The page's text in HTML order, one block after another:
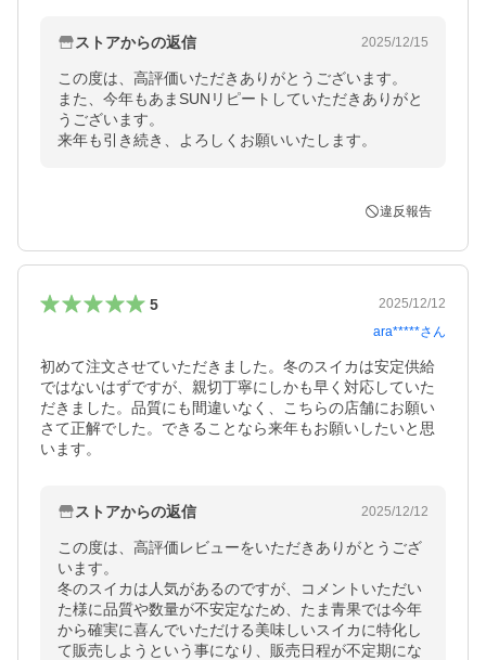
ストアからの返信 2025/12/15
この度は、高評価いただきありがとうございます。
また、今年もあまSUNリピートしていただきありがと
うございます。
来年も引き続き、よろしくお願いいたします。
違反報告
5
2025/12/12
ara*****さん
初めて注文させていただきました。冬のスイカは安定供給
ではないはずですが、親切丁寧にしかも早く対応していた
だきました。品質にも間違いなく、こちらの店舗にお願い
さて正解でした。できることなら来年もお願いしたいと思
います。
ストアからの返信 2025/12/12
この度は、高評価レビューをいただきありがとうござ
います。
冬のスイカは人気があるのですが、コメントいただい
た様に品質や数量が不安定なため、たま青果では今年
から確実に喜んでいただける美味しいスイカに特化し
て販売しようという事になり、販売日程が不定期にな